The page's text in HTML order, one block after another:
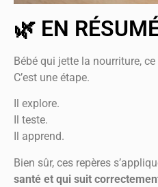
🌿 EN
Bébé qui jette la nourriture,
C’est une étape.
Il explore.
Il teste.
Il apprend.
Bien sûr, ces repères
santé et qui suit